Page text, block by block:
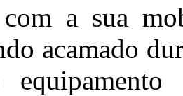
a sua
acamado